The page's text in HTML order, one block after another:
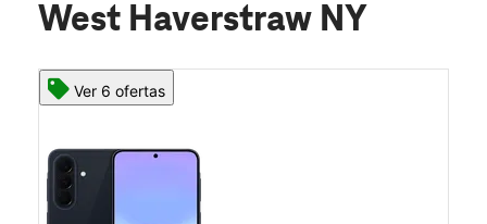
West Haverstraw NY
Ver 6 ofertas